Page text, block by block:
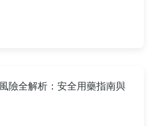
並學習如何透過飲食和生